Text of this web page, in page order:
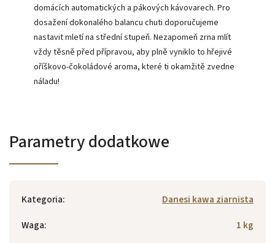
domácích automatických a pákových kávovarech. Pro
dosažení dokonalého balancu chuti doporučujeme
nastavit mletí na střední stupeň. Nezapomeň zrna mlít
vždy těsně před přípravou, aby plně vyniklo to hřejivé
oříškovo-čokoládové aroma, které ti okamžitě zvedne
náladu!
Parametry dodatkowe
Kategoria:
Danesi kawa ziarnista
Waga:
1 kg